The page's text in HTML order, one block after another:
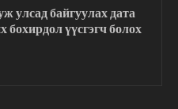
улсад байгуулах дата
үүсгэгч болох